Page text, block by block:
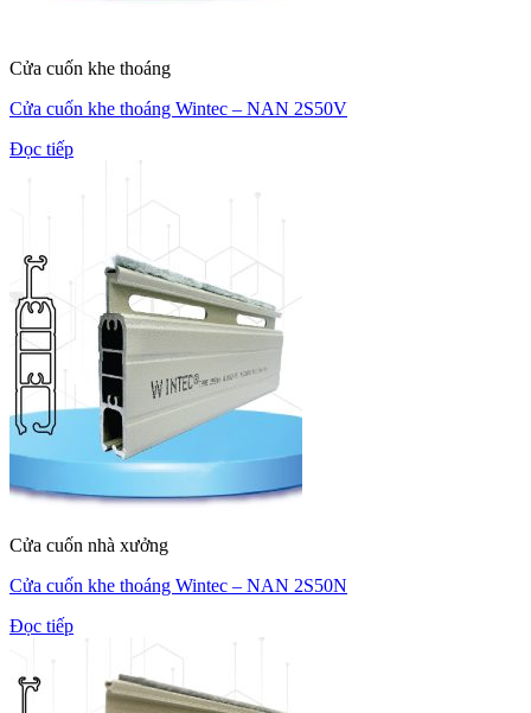
Cửa cuốn khe thoáng
Cửa cuốn khe thoáng Wintec – NAN 2S50V
Đọc tiếp
Cửa cuốn nhà xưởng
Cửa cuốn khe thoáng Wintec – NAN 2S50N
Đọc tiếp